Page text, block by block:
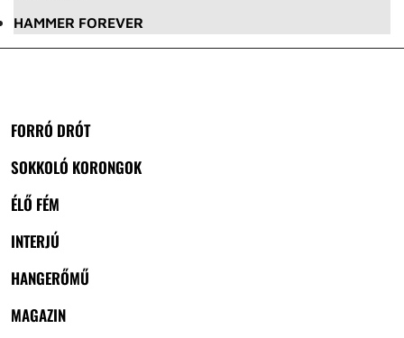
HAMMER FOREVER
FORRÓ DRÓT
SOKKOLÓ KORONGOK
ÉLŐ FÉM
INTERJÚ
HANGERŐMŰ
MAGAZIN